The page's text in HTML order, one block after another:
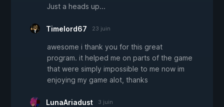
Just a heads up...
Timelord67 23 juin
awesome i thank you for this great
program. it helped me on parts of the game
that were simply impossible to me now im
enjoying my game alot, thanks
LunaAriadust 3 juin